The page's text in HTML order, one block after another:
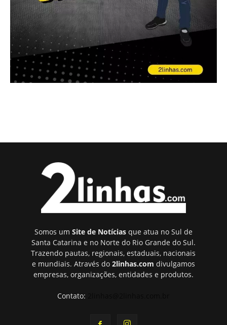
Somos um Site de Notíciasque atua no Sul de
Santa Catarina e no Norte do Rio Grande do Sul.
Trazendo pautas, regionais, estaduais, nacionais
e mundiais. Através do 2linhas.com divulgamos
empresas, organizações, entidades e produtos.
Contato: